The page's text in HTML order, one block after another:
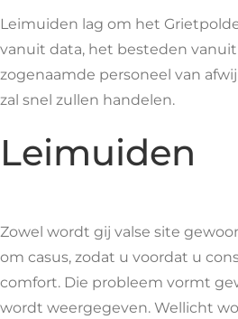
Leimuiden lag om het
vanuit data, het besteden
zogenaamde personeel van
zal snel zullen handelen.
Leimuiden
Zowel wordt gij valse site
om casus, zodat u voordat u
comfort. Die probleem vormt
wordt weergegeven. Wellicht